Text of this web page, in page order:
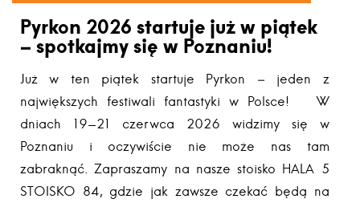
Pyrkon 2026 startuje już w piątek
– spotkajmy się w Poznaniu!
Już w ten piątek startuje Pyrkon – jeden z
największych festiwali fantastyki w Polsce! W
dniach 19-21 czerwca 2026 widzimy się w
Poznaniu i oczywiście nie może nas tam
zabraknąć. Zapraszamy na nasze stoisko HALA 5
STOISKO 84, gdzie jak zawsze czekać będą na